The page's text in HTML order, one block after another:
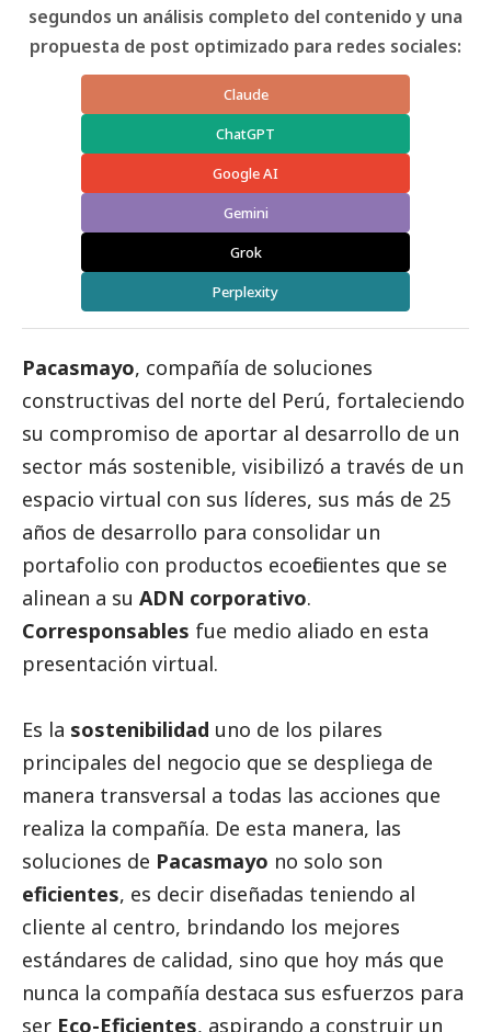
segundos un análisis completo del contenido y una
propuesta de post optimizado para redes sociales:
Claude
ChatGPT
Google AI
Gemini
Grok
Perplexity
Pacasmayo, compañía de soluciones
constructivas del norte del Perú, fortaleciendo
su compromiso de aportar al desarrollo de un
sector más sostenible, visibilizó a través de un
espacio virtual con sus líderes, sus más de 25
años de desarrollo para consolidar un
portafolio con productos ecoeficientes que se
alinean a su ADN corporativo.
Corresponsables fue medio aliado en esta
presentación virtual.
Es la sostenibilidad uno de los pilares
principales del negocio que se despliega de
manera transversal a todas las acciones que
realiza la compañía. De esta manera, las
soluciones de Pacasmayo no solo son
eficientes, es decir diseñadas teniendo al
cliente al centro, brindando los mejores
estándares de calidad, sino que hoy más que
nunca la compañía destaca sus esfuerzos para
ser Eco-Eficientes, aspirando a construir un